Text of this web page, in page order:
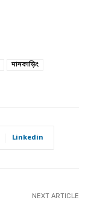
মানকাড়িং
Linkedin
NEXT ARTICLE